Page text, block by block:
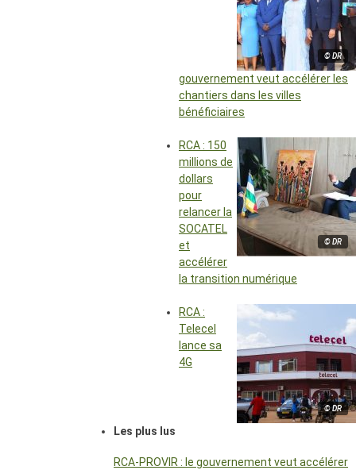
© DR
gouvernement veut accélérer les
chantiers dans les villes
bénéficiaires
© DR
RCA : 150
millions de
dollars
pour
relancer la
SOCATEL
et
accélérer
la transition numérique
© DR
RCA :
Telecel
lance sa
4G
Les plus lus
RCA-PROVIR : le gouvernement veut accélérer